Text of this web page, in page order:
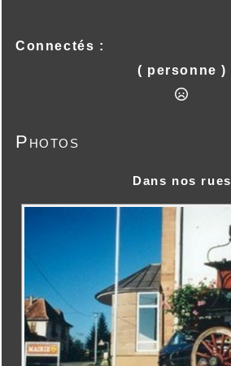
Connectés :
( personne )
Photos
Dans nos rues